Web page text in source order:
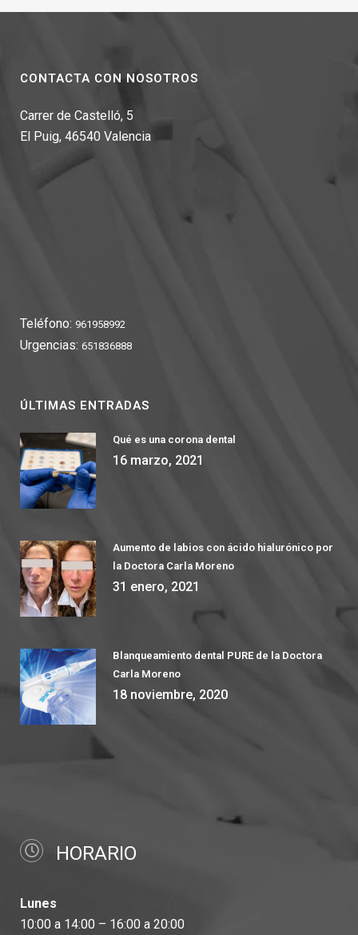
CONTACTA CON NOSOTROS
Carrer de Castelló, 5
El Puig, 46540 Valencia
Teléfono: 961958992
Urgencias: 651836888
ÚLTIMAS ENTRADAS
Qué es una corona dental
16 marzo, 2021
Aumento de labios con ácido hialurónico por
la Doctora Carla Moreno
31 enero, 2021
Blanqueamiento dental PURE de la Doctora
Carla Moreno
18 noviembre, 2020
HORARIO
Lunes
10:00 a 14:00 – 16:00 a 20:00